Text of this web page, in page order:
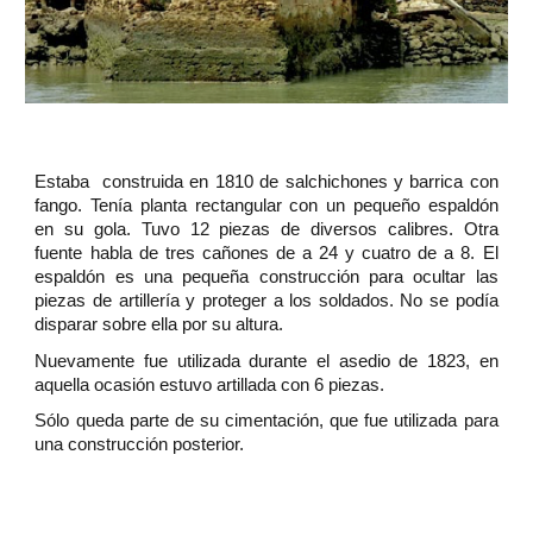
Estaba construida en 1810 de salchichones y barrica con
fango. Tenía planta rectangular con un pequeño espaldón
en su gola. Tuvo 12 piezas de diversos calibres. Otra
fuente habla de tres cañones de a 24 y cuatro de a 8. El
espaldón es una pequeña construcción para ocultar las
piezas de artillería y proteger a los soldados. No se podía
disparar sobre ella por su altura.
Nuevamente fue utilizada durante el asedio de 1823, en
aquella ocasión estuvo artillada con 6 piezas.
Sólo queda parte de su cimentación, que fue utilizada para
una construcción posterior.